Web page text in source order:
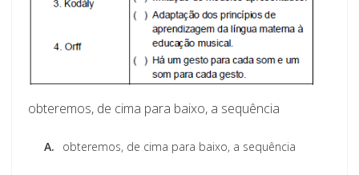
obteremos, de cima para baixo, a sequência
A. obteremos, de cima para baixo, a sequência